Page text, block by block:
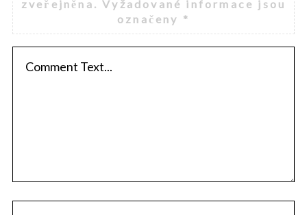
zveřejněna.
Vyžadované informace jsou
označeny *